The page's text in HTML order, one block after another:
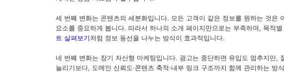
세 번째 변화는 콘텐츠의 세분화입니다. 모든 고객이 같은 정보를 원하는 것
요소를 중요하게 봅니다. 따라서 하나의 소개 페이지만으로는 부족하며, 목적
트 살펴보기처럼 정보 동선을 나누는 방식이 효과적입니다.
네 번째 변화는 장기 자산형 마케팅입니다. 광고는 중단하면 유입도 멈추지만
늘리기보다, 도메인 신뢰도·콘텐츠 축적·내부 링크 구조까지 함께 관리하는